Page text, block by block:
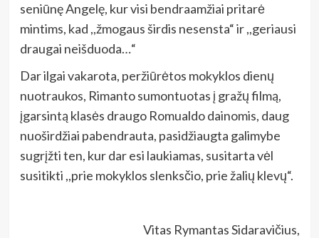
seniūnę Angelę, kur visi bendraamžiai pritarė
mintims, kad ,,žmogaus širdis nesensta“ ir ,,geriausi
draugai neišduoda…“
Dar ilgai vakarota, peržiūrėtos mokyklos dienų
nuotraukos, Rimanto sumontuotas į gražų filmą,
įgarsintą klasės draugo Romualdo dainomis, daug
nuoširdžiai pabendrauta, pasidžiaugta galimybe
sugrįžti ten, kur dar esi laukiamas, susitarta vėl
susitikti ,,prie mokyklos slenksčio, prie žalių klevų“.
Vitas Rymantas Sidaravičius,